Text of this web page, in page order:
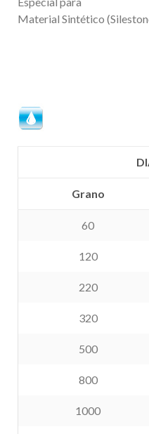
Material Sintético
Grano
60
120
220
320
500
800
1000